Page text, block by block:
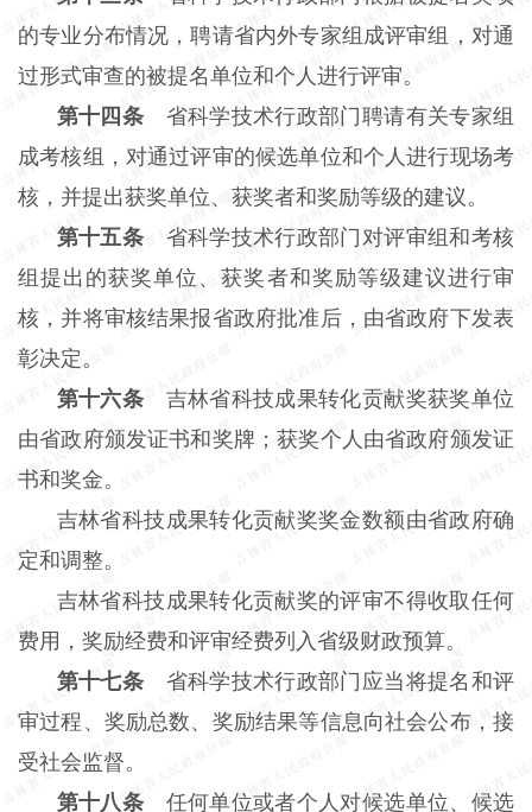
的专业分布情况，聘请省内外专家组成评审组，对通
过形式审查的被提名单位和个人进行评审。
第十四条 省科学技术行政部门聘请有关专家组
成考核组，对通过评审的候选单位和个人进行现场考
核，并提出获奖单位、获奖者和奖励等级的建议。
第十五条 省科学技术行政部门对评审组和考核
组提出的获奖单位、获奖者和奖励等级建议进行审
核，并将审核结果报省政府批准后，由省政府下发表
彰决定。
第十六条 吉林省科技成果转化贡献奖获奖单位
由省政府颁发证书和奖牌；获奖个人由省政府颁发证
书和奖金。
吉林省科技成果转化贡献奖奖金数额由省政府确
定和调整。
吉林省科技成果转化贡献奖的评审不得收取任何
费用，奖励经费和评审经费列入省级财政预算。
第十七条 省科学技术行政部门应当将提名和评
审过程、奖励总数、奖励结果等信息向社会公布，接
受社会监督。
第十八条 任何单位或者个人对候选单位、候选